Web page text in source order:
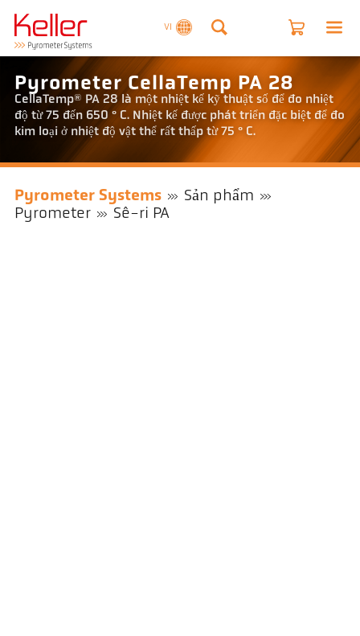
VI
Pyrometer CellaTemp PA 28
CellaTemp® PA 28 là một nhiệt kế kỹ thuật số để đo nhiệt
độ từ 75 đến 650 ° C. Nhiệt kế được phát triển đặc biệt để đo
kim loại ở nhiệt độ vật thể rất thấp từ 75 ° C.
Pyrometer Systems
Sản phẩm
Pyrometer
Sê-ri PA